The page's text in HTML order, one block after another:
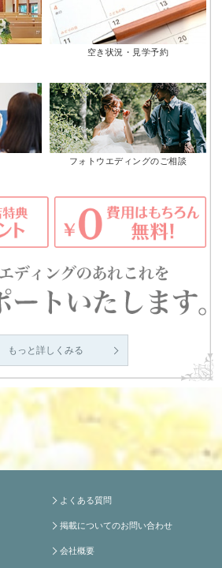
空き状況・見学予約
フォトウエディングのご相談
もっと詳しくみる
よくある質問
掲載についてのお問い合わせ
会社概要